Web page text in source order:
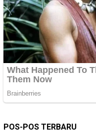
POS-POS TERBARU